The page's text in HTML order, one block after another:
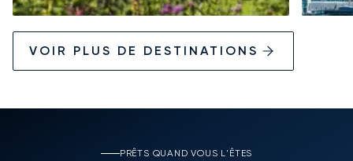
VOIR PLUS DE DESTINATIONS
PRÊTS QUAND VOUS L'ÊTES